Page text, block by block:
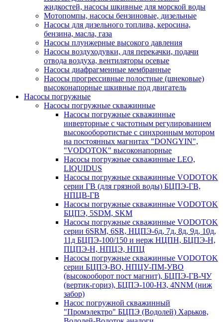
жидкостей, насосы шкивные для морской воды
Мотопомпы, насосы бензиновые, дизельные
Насосы для дизельного топлива, керосина,
бензина, масла, газа
Насосы плунжерные высокого давления
Насосы воздуходувки, для перекачки, подачи
отвода воздуха, вентиляторы осевые
Насосы диафрагменные мембранные
Насосы прогрессивные полостные (шнековые)
высоконапорные шкивные под двигатель
Насосы погружные
Насосы погружные скважинные
Насосы погружные скважинные
инверторные с частотным регулированием
высокооборотистые с синхронным мотором
на постоянных магнитах "DONGYIN",
"VODOTOK" высоконапорные
Насосы погружные скважинные LEO,
LIQUIDUS
Насосы погружные скважинные VODOTOK
серии ГВ (для грязной воды) БЦПЭ-ГВ,
НПЦВ-ГВ
Насосы погружные скважинные VODOTOK
БЦПЭ, 5SDM, SKM
Насосы погружные скважинные VODOTOK
серии 6SRM, 6SR, НЦПЭ-6д, 7д, 8д, 9д, 10д,
11д БЦПЭ-100/150 и нерж НЦПН, БЦПЭ-Н,
ПЦПЭ-Н, НПЦЭ, НПЦ
Насосы погружные скважинные VODOTOK
серии БЦПЭ-ВО, НПЦУ-ПМ-УВО
(высокооборот пост магнит), БЦПЭ-ГВ-ЧУ
(вертик-гориз), БЦПЭ-100-НЗ, 4NNM (ниж
забор)
Насос погружной скважинный
"Промэлектро" БЦПЭ (Водолей) Харьков,